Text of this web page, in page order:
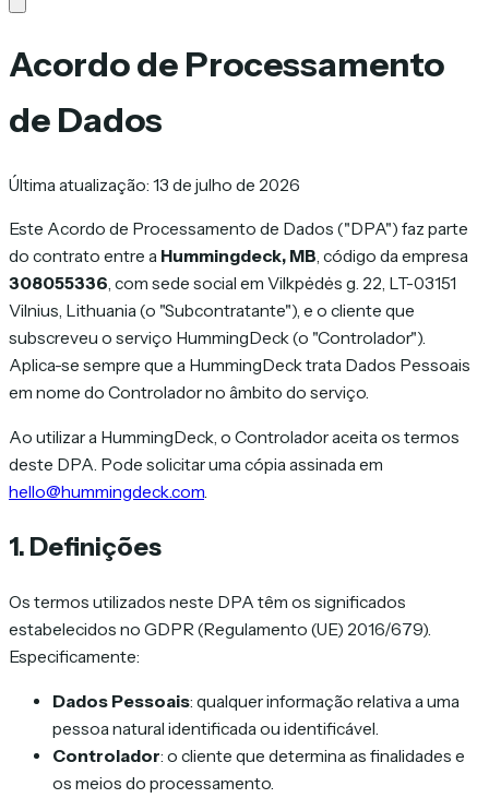
Acordo de Processamento
de Dados
Última atualização: 13 de julho de 2026
Este Acordo de Processamento de Dados ("DPA") faz parte
do contrato entre a Hummingdeck, MB, código da empresa
308055336, com sede social em Vilkpėdės g. 22, LT-03151
Vilnius, Lithuania (o "Subcontratante"), e o cliente que
subscreveu o serviço HummingDeck (o "Controlador").
Aplica-se sempre que a HummingDeck trata Dados Pessoais
em nome do Controlador no âmbito do serviço.
Ao utilizar a HummingDeck, o Controlador aceita os termos
deste DPA. Pode solicitar uma cópia assinada em
hello@hummingdeck.com
1. Definições
Os termos utilizados neste DPA têm os significados
estabelecidos no GDPR (Regulamento (UE) 2016/679).
Especificamente:
Dados Pessoais: qualquer informação relativa a uma
pessoa natural identificada ou identificável.
Controlador: o cliente que determina as finalidades e
os meios do processamento.